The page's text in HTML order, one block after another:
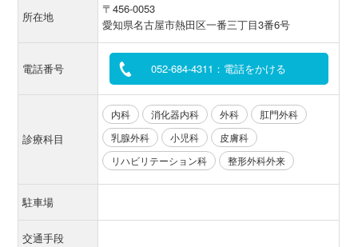
所在地
〒456-0053
愛知県名古屋市熱田区一番三丁目3番6号
電話番号 052-684-4311：電話をかける
診療科目
内科 消化器内科 外科
肛門外科
乳腺外科
小児科
皮膚科
リハビリテーション科
整形外科外来
駐車場
交通手段